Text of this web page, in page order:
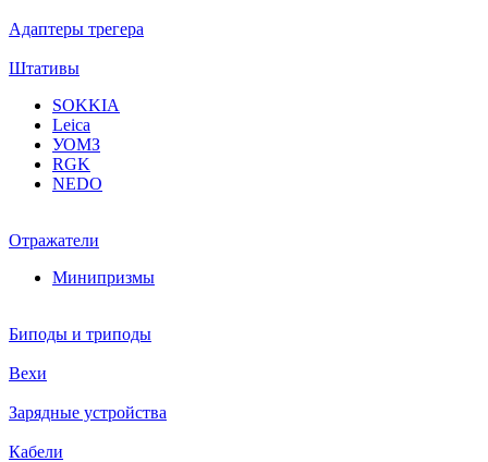
Адаптеры трегера
Штативы
SOKKIA
Leica
УОМЗ
RGK
NEDO
Отражатели
Минипризмы
Биподы и триподы
Вехи
Зарядные устройства
Кабели